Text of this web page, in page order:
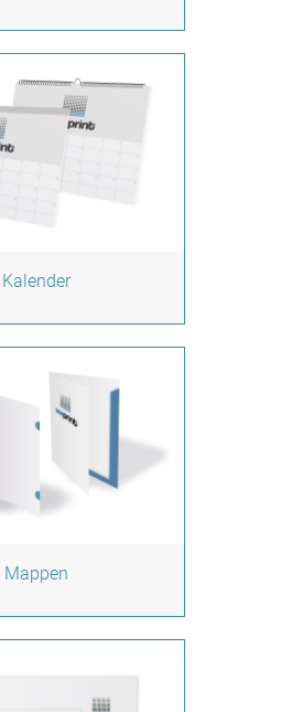
Kalender
Mappen